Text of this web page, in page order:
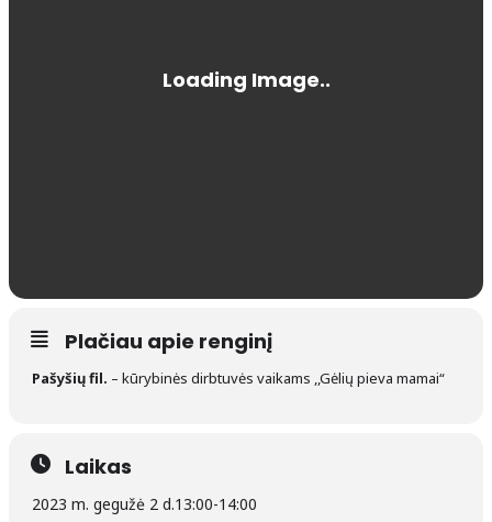
Plačiau apie renginį
Pašyšių fil. – kūrybinės dirbtuvės vaikams ,,Gėlių pieva mamai“
Laikas
2023 m. gegužė 2 d.13:00-14:00